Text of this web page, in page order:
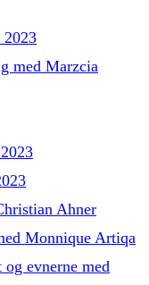
med Marzcia
Ahner
Monnique Artiqa
evnerne med